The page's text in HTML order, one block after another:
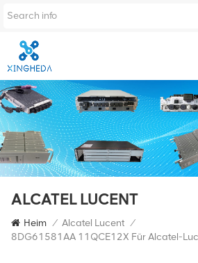
ALCATEL LUCENT
Heim / Alcatel Lucent /